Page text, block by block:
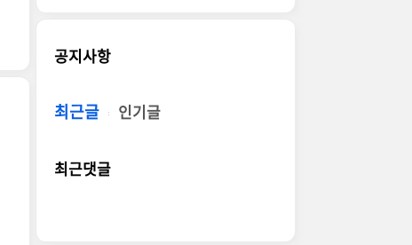
공지사항
최근글 인기글
최근댓글